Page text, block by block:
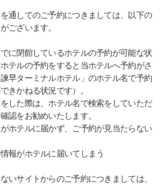
通してのご予約につきましては、以下の
ございます。
に閉館しているホテルの予約が可能な状
テルの予約をすると当ホテルへ予約がさ
早ターミナルホテル」のホテル名で予約
きかねる状況です）。
した際は、ホテル名で検索をしていただ
認をお勧めいたします。
ホテルに届かず、ご予約が見当たらない
報がホテルに届いてしまう
いサイトからのご予約につきましては、